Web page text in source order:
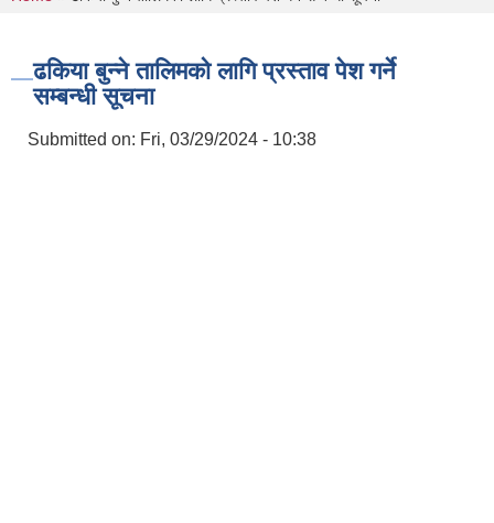
ढकिया बुन्ने तालिमको लागि प्रस्ताव पेश गर्ने
सम्बन्धी सूचना
Submitted on: Fri, 03/29/2024 - 10:38